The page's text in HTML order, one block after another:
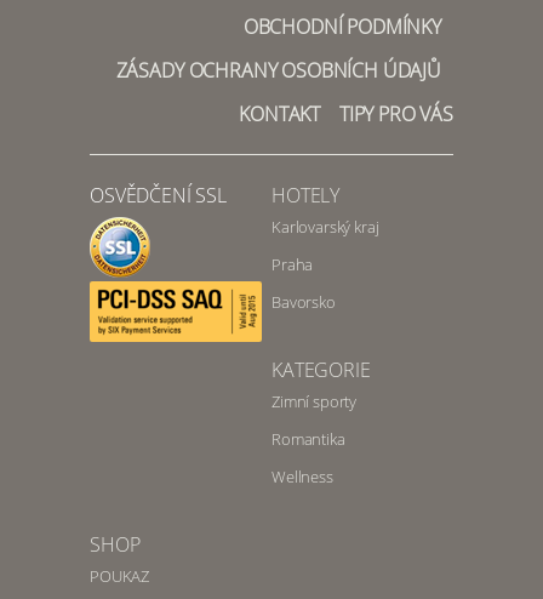
OBCHODNÍ PODMÍNKY
ZÁSADY OCHRANY OSOBNÍCH ÚDAJŮ
KONTAKT
TIPY PRO VÁS
OSVĚDČENÍ SSL HOTELY
Karlovarský kraj
Praha
Bavorsko
KATEGORIE
Zimní sporty
Romantika
Wellness
SHOP
POUKAZ